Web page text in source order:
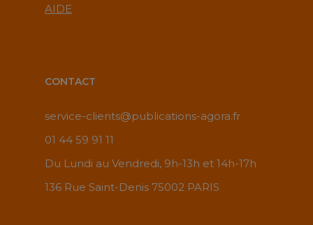
AIDE
CONTACT
service-clients@publications-agora.fr
01 44 59 91 11
Du Lundi au Vendredi, 9h-13h et 14h-17h
136 Rue Saint-Denis 75002 PARIS